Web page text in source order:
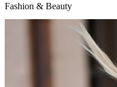
Fashion & Beauty